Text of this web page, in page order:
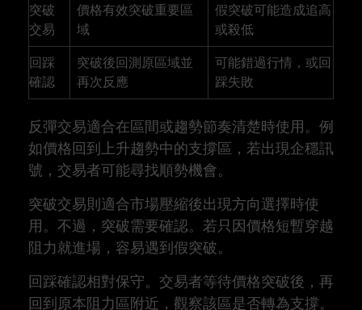
突破
交易
價格有效突破重要區
域
假突破可能造成追高
或殺低
回踩
確認
突破後回測原區域並
再次反應
可能錯過行情，或回
踩失敗
反彈交易適合在區間或趨勢節奏清楚時使用。例
如價格回到上升趨勢中的支撐區，若出現企穩訊
號，交易者可能尋找順勢機會。
突破交易則適合市場壓縮後出現方向選擇時使
用。不過，突破需要確認。若只因價格短暫穿越
阻力就進場，容易遇到假突破。
回踩確認相對保守。交易者等待價格突破後，再
回到原本阻力區附近，觀察該區是否轉為支撐。